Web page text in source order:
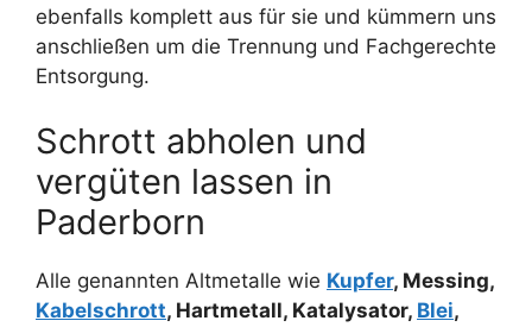
ebenfalls komplett aus für sie und kümmern uns
anschließen um die Trennung und Fachgerechte
Entsorgung.
Schrott abholen und
vergüten lassen in
Paderborn
Alle genannten Altmetalle wie Kupfer, Messing,
Kabelschrott, Hartmetall, Katalysator, Blei,